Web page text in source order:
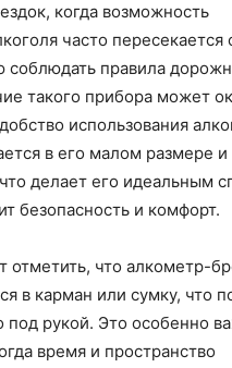
когда возможность
часто пересекается
соблюдать правила
такого прибора может
использования
в его малом размере и
делает его идеальным
безопасность и комфорт.
отметить, что алкометр-
в карман или сумку, что
под рукой. Это особенно
время и пространство